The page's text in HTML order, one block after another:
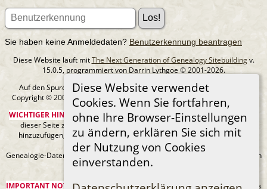
Diese Website verwendet
Cookies. Wenn Sie fortfahren,
ohne Ihre Browser-Einstellungen
zu ändern, erklären Sie sich mit
der Nutzung von Cookies
einverstanden.
Sie haben keine Anmeldedaten? Benutzerkennung beantragen
Diese Website läuft mitThe Next Generation of Genealogy Sitebuildingv.
15.0.5, programmiert von Darrin Lythgoe © 2001-2026.
Auf den Spuren meiner Ahnen - erstellt und betreut vonMIchael Klein
Copyright © 2005-2026 Alle Rechte vorbehalten. |
Datenschutzerklärung
WICHTIGER HINWEIS:Sie sind nicht berechtigt, diese Seite oder Bilder von
dieser Seite zu Ancestry.com oder anderen kommerziellen Websites
hinzuzufügen, ohne mein Urheberrecht und einen URL-Link zu meiner
Website anzugeben.
Genealogie-Daten können sich jederzeit ändern, wenn neue Fakten gefunden
werden.
IMPORTANT NOTICE:You are not authorized to add this page or any images